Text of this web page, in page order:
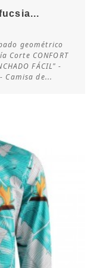
geométrico
Corte CONFORT
FÁCIL" -
Camisa de...